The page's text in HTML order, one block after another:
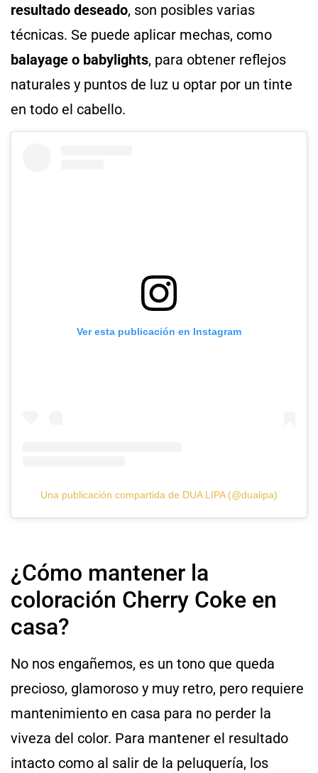
resultado deseado, son posibles varias
técnicas. Se puede aplicar mechas, como
balayage o babylights, para obtener reflejos
naturales y puntos de luz u optar por un tinte
en todo el cabello.
Ver esta publicación en Instagram
Una publicación compartida de DUA LIPA (@dualipa)
¿Cómo mantener la
coloración Cherry Coke en
casa?
No nos engañemos, es un tono que queda
precioso, glamoroso y muy retro, pero requiere
mantenimiento en casa para no perder la
viveza del color. Para mantener el resultado
intacto como al salir de la peluquería, los